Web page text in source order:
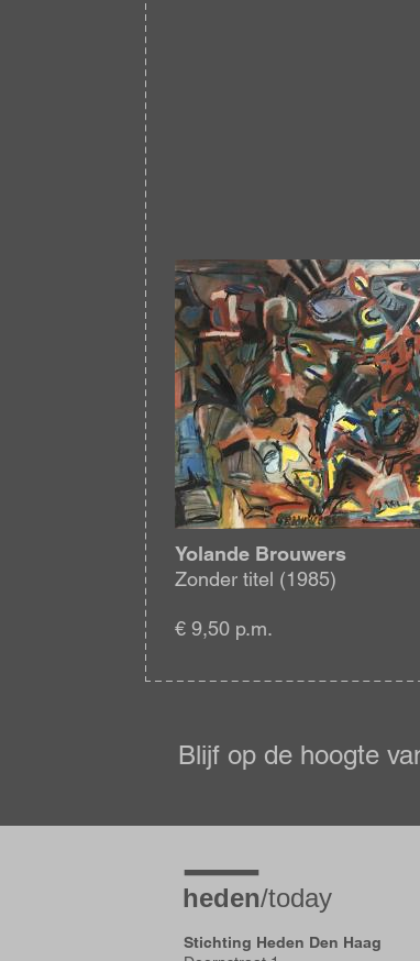
Afbeelding
Yolande Brouwers
Zonder titel (1985)
€ 9,50 p.m.
de
hoogte
Blijf op de hoogte
Stichting Heden Den Haag